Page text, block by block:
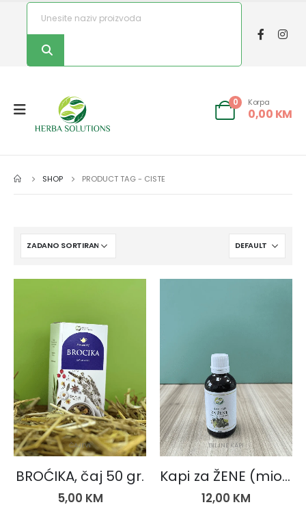
0 Korpa
0,00 KM
SHOP PRODUCT TAG - CISTE
ČAJEVI
BROĆIKA, čaj 50 gr.
5,00 KM
BILJNE KAPI
Kapi za ŽENE (miomi, ciste i infekcije)
12,00 KM